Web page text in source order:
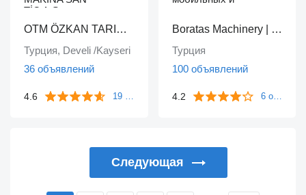
OTM ÖZKAN TARIM MAKİNA SAN TİC A.Ş
Турция, Develi /Kayseri
36 объявлений
4.6 19 отзывов
Boratas Machinery | Производитель мобильных и стационарных дробильно-сортировочных установок
Турция
100 объявлений
4.2 6 отзывов
Следующая